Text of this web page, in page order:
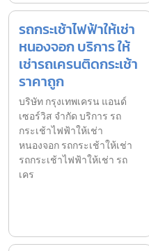
รถกระเช้าไฟฟ้าให้เช่า
หนองจอก บริการ ให้
เช่ารถเครนติดกระเช้า
ราคาถูก
บริษัท กรุงเทพเครน แอนด์
เซอร์วิส จำกัด บริการ รถ
กระเช้าไฟฟ้าให้เช่า
หนองจอก รถกระเช้าให้เช่า
รถกระเช้าไฟฟ้าให้เช่า รถ
เคร